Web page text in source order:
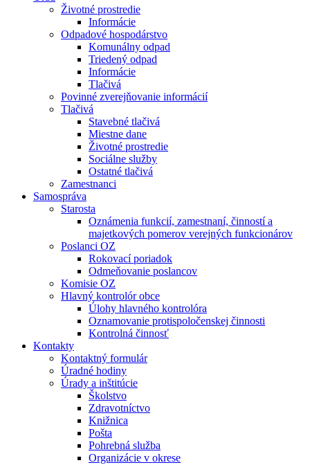
Životné prostredie
Informácie
Odpadové hospodárstvo
Komunálny odpad
Triedený odpad
Informácie
Tlačivá
Povinné zverejňovanie informácií
Tlačivá
Stavebné tlačivá
Miestne dane
Životné prostredie
Sociálne služby
Ostatné tlačivá
Zamestnanci
Samospráva
Starosta
Oznámenia funkcií, zamestnaní, činností a
majetkových pomerov verejných funkcionárov
Poslanci OZ
Rokovací poriadok
Odmeňovanie poslancov
Komisie OZ
Hlavný kontrolór obce
Úlohy hlavného kontrolóra
Oznamovanie protispoločenskej činnosti
Kontrolná činnosť
Kontakty
Kontaktný formulár
Úradné hodiny
Úrady a inštitúcie
Školstvo
Zdravotníctvo
Knižnica
Pošta
Pohrebná služba
Organizácie v okrese